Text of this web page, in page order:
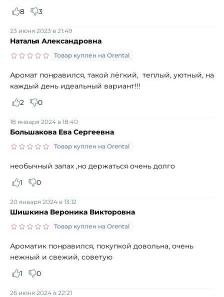
8
3
Наталья Александровна
23 июня 2023 в 21:49
Товар куплен на Orental
Аромат понравился, такой лёгкий, теплый, уютный, на
каждый день идеальный вариант!!!
2
0
Большакова Ева Сергеевна
18 января 2024 в 18:40
Товар куплен на Orental
необычный запах ,но держаться очень долго
1
0
Шишкина Вероника Викторовна
20 января 2024 в 13:12
Товар куплен на Orental
Ароматик понравился, покупкой довольна, очень
нежный и свежий, советую
1
0
26 июня 2024 в 22:21